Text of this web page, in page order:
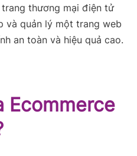
thương mại điện tử
và quản lý một trang web
an toàn và hiệu quả cao.
Ecommerce